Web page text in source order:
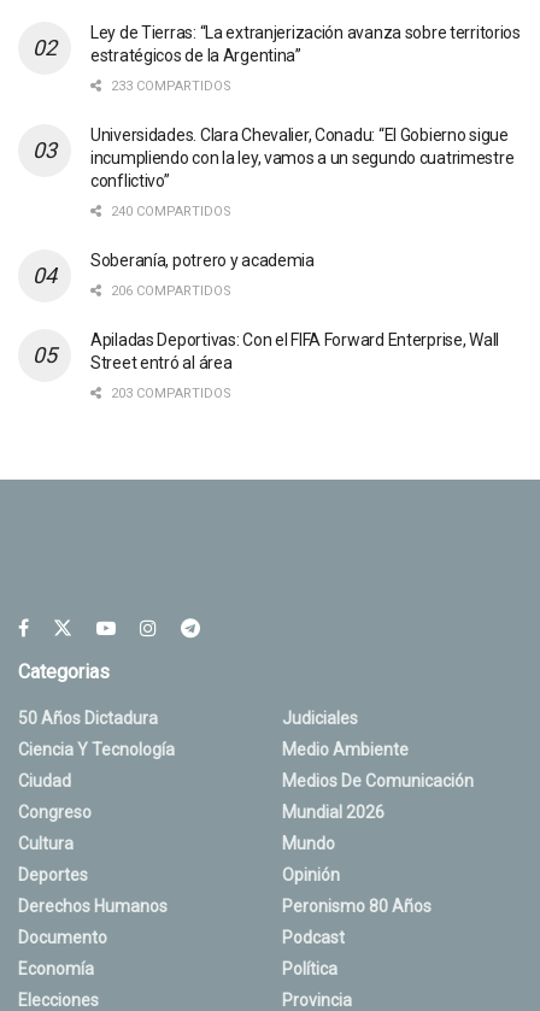
Ley de Tierras: “La extranjerización avanza sobre territorios
estratégicos de la Argentina”
233 COMPARTIDOS
Universidades. Clara Chevalier, Conadu: “El Gobierno sigue
incumpliendo con la ley, vamos a un segundo cuatrimestre
conflictivo”
240 COMPARTIDOS
Soberanía, potrero y academia
206 COMPARTIDOS
Apiladas Deportivas: Con el FIFA Forward Enterprise, Wall
Street entró al área
203 COMPARTIDOS
Categorias
50 Años Dictadura
Ciencia Y Tecnología
Ciudad
Congreso
Cultura
Deportes
Derechos Humanos
Documento
Economía
Elecciones
Judiciales
Medio Ambiente
Medios De Comunicación
Mundial 2026
Mundo
Opinión
Peronismo 80 Años
Podcast
Política
Provincia